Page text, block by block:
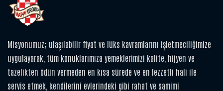
Misyonumuz; ulaşılabilir fiyat ve lüks kavramlarını işletmeciliğimize
uygulayarak, tüm konuklarımıza yemeklerimizi kalite, hijyen ve
tazelikten ödün vermeden en kısa sürede ve en lezzetli hali ile
servis etmek, kendilerini evlerindeki gibi rahat ve samimi